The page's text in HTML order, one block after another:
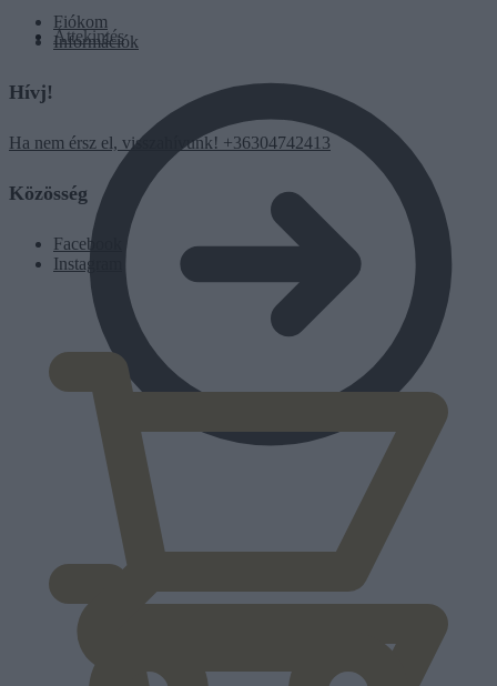
Áttekintés
Fiókom
Információk
Hívj!
Ha nem érsz el, visszahívunk! +36304742413
Közösség
Facebook
Instagram